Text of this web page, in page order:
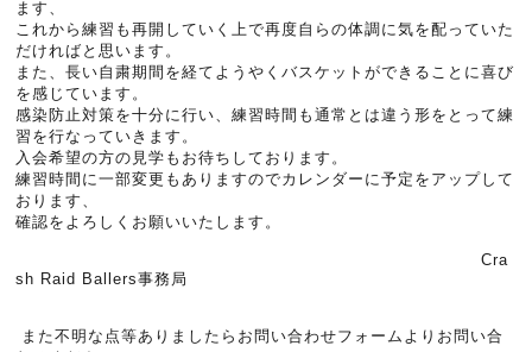
ます、
これから練習も再開していく上で再度自らの体調に気を配っていた
だければと思います。
また、長い自粛期間を経てようやくバスケットができることに喜び
を感じています。
感染防止対策を十分に行い、練習時間も通常とは違う形をとって練
習を行なっていきます。
入会希望の方の見学もお待ちしております。
練習時間に一部変更もありますのでカレンダーに予定をアップして
おります、
確認をよろしくお願いいたします。
Cra
sh Raid Ballers事務局
また不明な点等ありましたらお問い合わせフォームよりお問い合